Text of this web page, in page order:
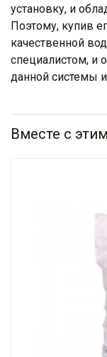
установку, и
Поэтому, купив
качественной
специалистом, и
данной системы
Вместе с